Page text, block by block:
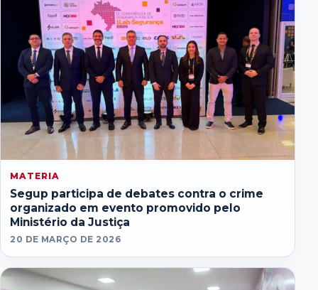
MATERIA
Segup participa de debates contra o crime
organizado em evento promovido pelo
Ministério da Justiça
20 DE MARÇO DE 2026